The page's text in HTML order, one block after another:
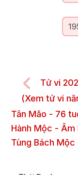
Tử vi
(Xem tử vi
Tân Mão - 76
Hành Mộc - Âm
Tùng Bách Mộc